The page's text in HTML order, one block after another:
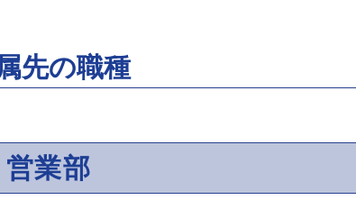
先の職種
営業部